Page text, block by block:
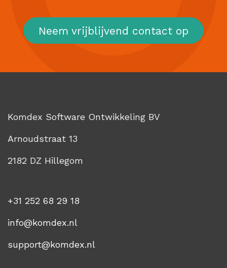
Neem vrijblijvend contact op
Komdex Software Ontwikkeling BV
Arnoudstraat 13
2182 DZ Hillegom
+31 252 68 29 18
info@komdex.nl
support@komdex.nl